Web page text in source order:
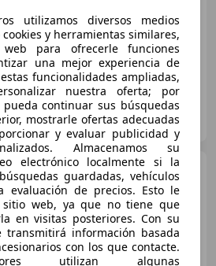
Diésel
147 kW (200 CV)
y kilometraje certificado!
Mercedes-Benz C 200
200d 9G-Tronic
utilizamos diversos medios
y herramientas similares,
para ofrecerle funciones
una mejor experiencia de
funcionalidades ampliadas,
nuestra oferta; por
continuar sus búsquedas
mostrarle ofertas adecuadas
y evaluar publicidad y
Almacenamos su
electrónico localmente si la
guardadas, vehículos
evaluación de precios. Esto le
web, ya que no tiene que
en visitas posteriores. Con su
transmitirá información basada
con los que contacte.
utilizan algunas